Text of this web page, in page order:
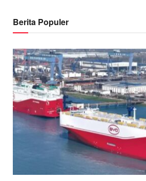
Berita Populer